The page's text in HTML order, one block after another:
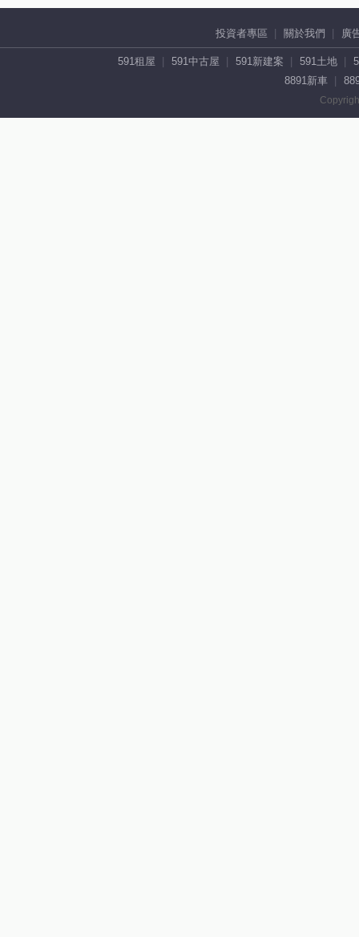
投資者專區 關於我們 廣
591租屋 591中古屋 591新建案 591土地
8891新車